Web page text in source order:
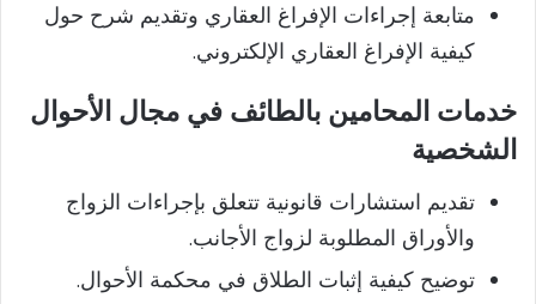
متابعة إجراءات الإفراغ العقاري وتقديم شرح حول
كيفية الإفراغ العقاري الإلكتروني.
خدمات المحامين بالطائف في مجال الأحوال
الشخصية
تقديم استشارات قانونية تتعلق بإجراءات الزواج
والأوراق المطلوبة لزواج الأجانب.
توضيح كيفية إثبات الطلاق في محكمة الأحوال.